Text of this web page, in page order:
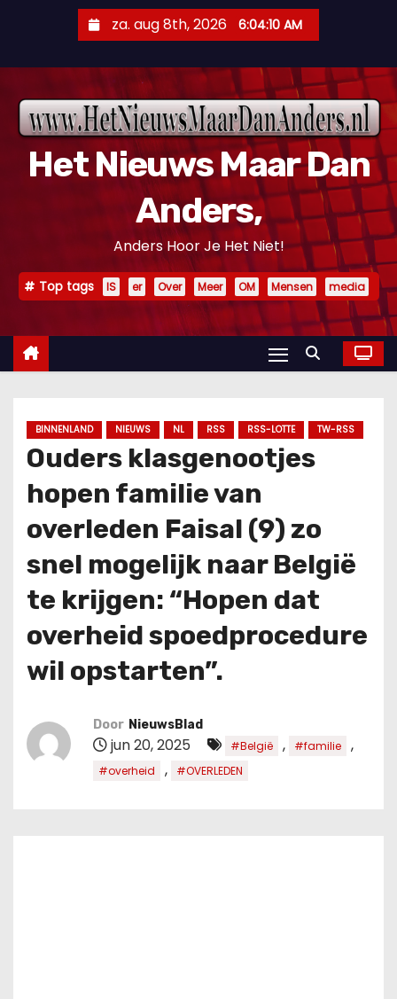
n
za. aug 8th, 2026 6:04:11 AM
Het Nieuws Maar Dan
Anders,
Anders Hoor Je Het Niet!
Top tags IS er Over Meer OM Mensen media
BINNENLAND NIEUWS NL RSS RSS-LOTTE TW-RSS
Ouders klasgenootjes
hopen familie van
overleden Faisal (9) zo
snel mogelijk naar België
te krijgen: “Hopen dat
overheid spoedprocedure
wil opstarten”.
Door NieuwsBlad
jun 20, 2025 #België , #familie ,
#overheid , #OVERLEDEN